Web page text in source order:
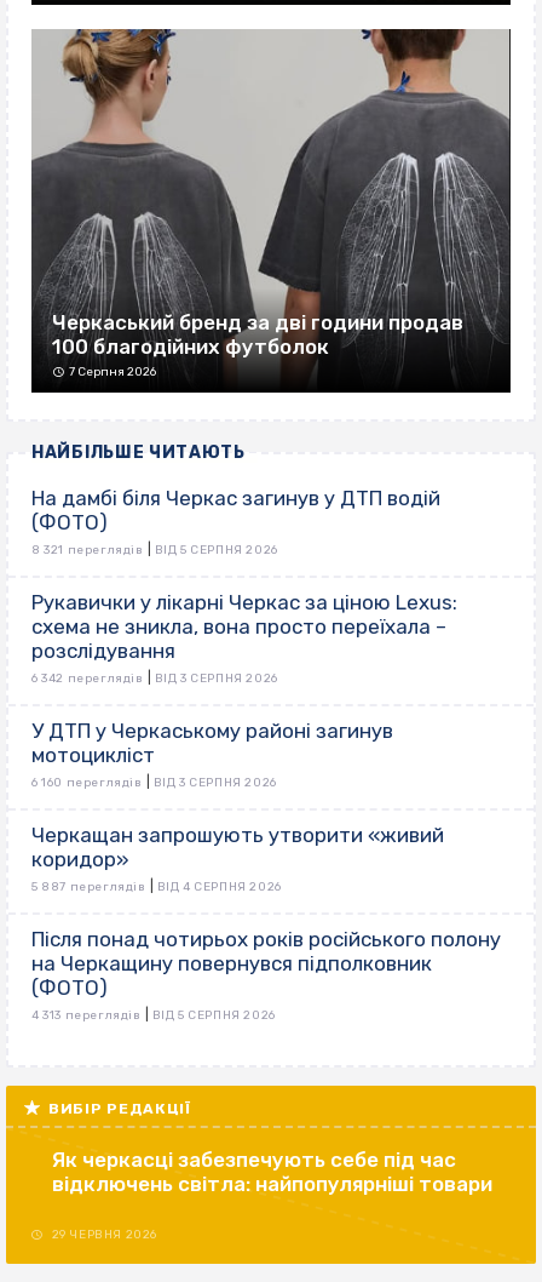
Черкаський бренд за дві години продав
100 благодійних футболок
7 Серпня 2026
НАЙБІЛЬШЕ ЧИТАЮТЬ
На дамбі біля Черкас загинув у ДТП водій
(ФОТО)
8 321 переглядів ВІД 5 СЕРПНЯ 2026
Рукавички у лікарні Черкас за ціною Lexus:
схема не зникла, вона просто переїхала –
розслідування
6 342 переглядів ВІД 3 СЕРПНЯ 2026
У ДТП у Черкаському районі загинув
мотоцикліст
6 160 переглядів ВІД 3 СЕРПНЯ 2026
Черкащан запрошують утворити «живий
коридор»
5 887 переглядів ВІД 4 СЕРПНЯ 2026
Після понад чотирьох років російського полону
на Черкащину повернувся підполковник
(ФОТО)
4 313 переглядів ВІД 5 СЕРПНЯ 2026
ВИБІР РЕДАКЦІЇ
Як черкасці забезпечують себе під час
відключень світла: найпопулярніші товари
29 ЧЕРВНЯ 2026